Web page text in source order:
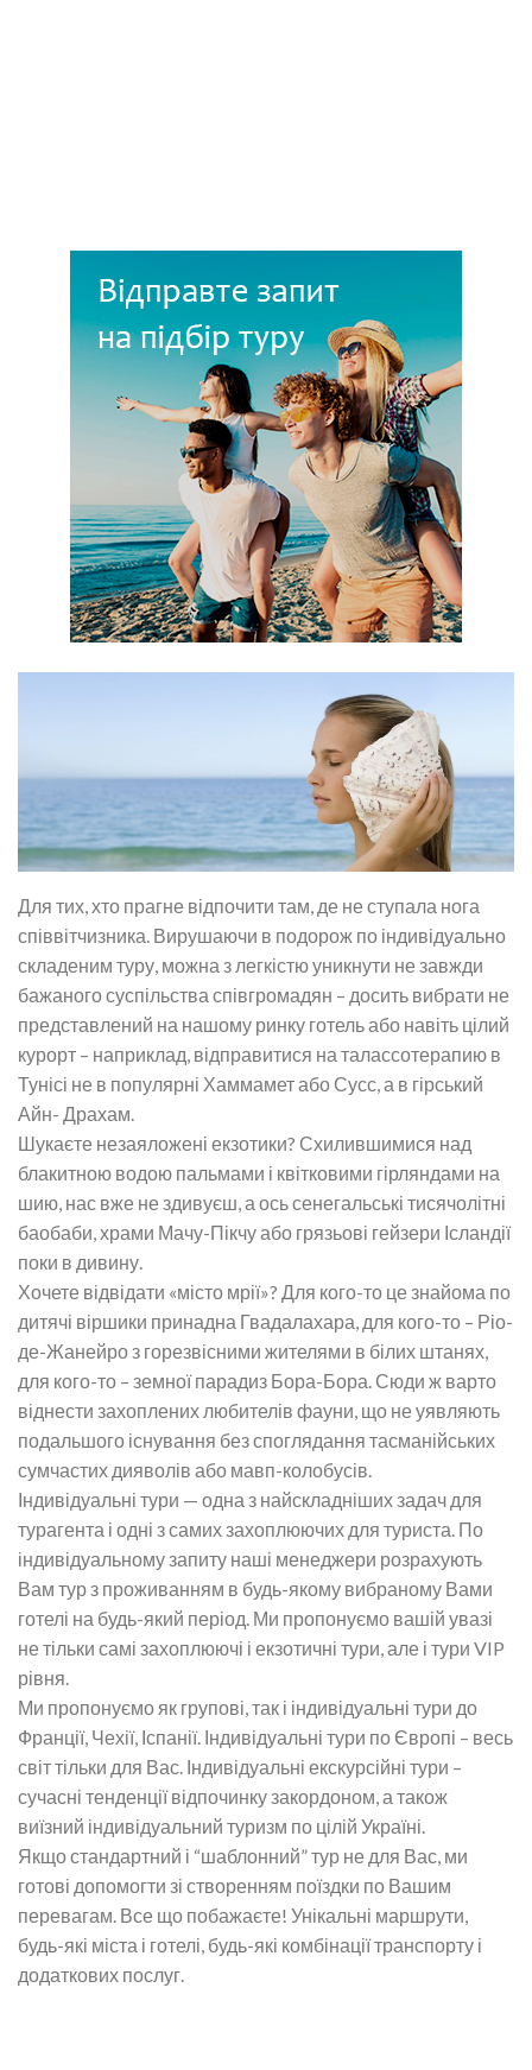
Для тих, хто прагне відпочити там, де не ступала нога
співвітчизника. Вирушаючи в подорож по індивідуально
складеним туру, можна з легкістю уникнути не завжди
бажаного суспільства співгромадян – досить вибрати не
представлений на нашому ринку готель або навіть цілий
курорт – наприклад, відправитися на талассотерапию в
Тунісі не в популярні Хаммамет або Сусс, а в гірський
Айн- Драхам.
Шукаєте незаяложені екзотики? Схилившимися над
блакитною водою пальмами і квітковими гірляндами на
шию, нас вже не здивуєш, а ось сенегальські тисячолітні
баобаби, храми Мачу-Пікчу або грязьові гейзери Ісландії
поки в дивину.
Хочете відвідати «місто мрії»? Для кого-то це знайома по
дитячі віршики принадна Гвадалахара, для кого-то – Ріо-
де-Жанейро з горезвісними жителями в білих штанях,
для кого-то – земної парадиз Бора-Бора. Сюди ж варто
віднести захоплених любителів фауни, що не уявляють
подальшого існування без споглядання тасманійських
сумчастих дияволів або мавп-колобусів.
Індивідуальні тури — одна з найскладніших задач для
турагента і одні з самих захоплюючих для туриста. По
індивідуальному запиту наші менеджери розрахують
Вам тур з проживанням в будь-якому вибраному Вами
готелі на будь-який період. Ми пропонуємо вашій увазі
не тільки самі захоплюючі і екзотичні тури, але і тури VIP
рівня.
Ми пропонуємо як групові, так і індивідуальні тури до
Франції, Чехії, Іспанії. Індивідуальні тури по Європі – весь
світ тільки для Вас. Індивідуальні екскурсійні тури –
сучасні тенденції відпочинку закордоном, а також
виїзний індивідуальний туризм по цілій Україні.
Якщо стандартний і “шаблонний” тур не для Вас, ми
готові допомогти зі створенням поїздки по Вашим
перевагам. Все що побажаєте! Унікальні маршрути,
будь-які міста і готелі, будь-які комбінації транспорту і
додаткових послуг.